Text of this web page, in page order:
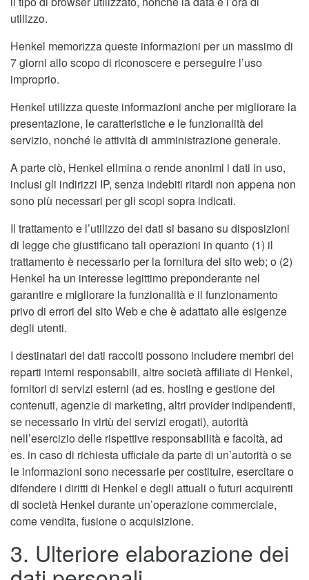
utilizzo.
Henkel memorizza queste informazioni per un massimo di
7 giorni allo scopo di riconoscere e perseguire l’uso
improprio.
Henkel utilizza queste informazioni anche per migliorare la
presentazione, le caratteristiche e le funzionalità del
servizio, nonché le attività di amministrazione generale.
A parte ciò, Henkel elimina o rende anonimi i dati in uso,
inclusi gli indirizzi IP, senza indebiti ritardi non appena non
sono più necessari per gli scopi sopra indicati.
Il trattamento e l’utilizzo dei dati si basano su disposizioni
di legge che giustificano tali operazioni in quanto (1) il
trattamento è necessario per la fornitura del sito web; o (2)
Henkel ha un interesse legittimo preponderante nel
garantire e migliorare la funzionalità e il funzionamento
privo di errori del sito Web e che è adattato alle esigenze
degli utenti.
I destinatari dei dati raccolti possono includere membri dei
reparti interni responsabili, altre società affiliate di Henkel,
fornitori di servizi esterni (ad es. hosting e gestione dei
contenuti, agenzie di marketing, altri provider indipendenti,
se necessario in virtù dei servizi erogati), autorità
nell’esercizio delle rispettive responsabilità e facoltà, ad
es. in caso di richiesta ufficiale da parte di un’autorità o se
le informazioni sono necessarie per costituire, esercitare o
difendere i diritti di Henkel e degli attuali o futuri acquirenti
di società Henkel durante un’operazione commerciale,
come vendita, fusione o acquisizione.
3. Ulteriore elaborazione dei